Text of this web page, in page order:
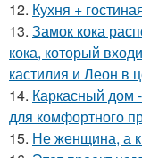
12. Кухня +
13. Замок кока
кока, который
кастилия и Леон в
14. Каркасный дом
для комфортного
15. Не женщина, а